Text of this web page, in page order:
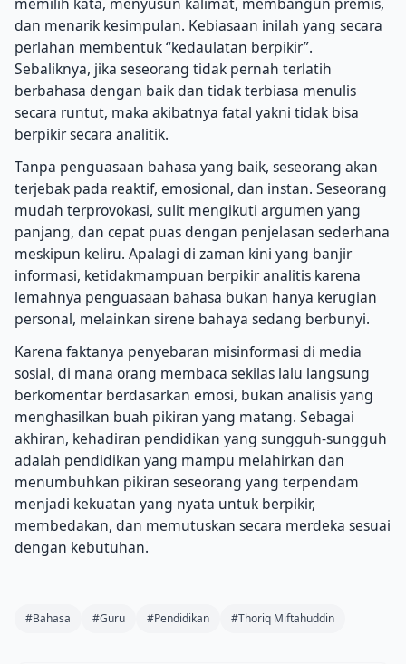
dan menarik kesimpulan. Kebiasaan inilah yang secara
perlahan membentuk “kedaulatan berpikir”.
Sebaliknya, jika seseorang tidak pernah terlatih
berbahasa dengan baik dan tidak terbiasa menulis
secara runtut, maka akibatnya fatal yakni tidak bisa
berpikir secara analitik.
Tanpa penguasaan bahasa yang baik, seseorang akan
terjebak pada reaktif, emosional, dan instan. Seseorang
mudah terprovokasi, sulit mengikuti argumen yang
panjang, dan cepat puas dengan penjelasan sederhana
meskipun keliru. Apalagi di zaman kini yang banjir
informasi, ketidakmampuan berpikir analitis karena
lemahnya penguasaan bahasa bukan hanya kerugian
personal, melainkan sirene bahaya sedang berbunyi.
Karena faktanya penyebaran misinformasi di media
sosial, di mana orang membaca sekilas lalu langsung
berkomentar berdasarkan emosi, bukan analisis yang
menghasilkan buah pikiran yang matang. Sebagai
akhiran, kehadiran pendidikan yang sungguh-sungguh
adalah pendidikan yang mampu melahirkan dan
menumbuhkan pikiran seseorang yang terpendam
menjadi kekuatan yang nyata untuk berpikir,
membedakan, dan memutuskan secara merdeka sesuai
dengan kebutuhan.
#Bahasa #Guru #Pendidikan #Thoriq Miftahuddin